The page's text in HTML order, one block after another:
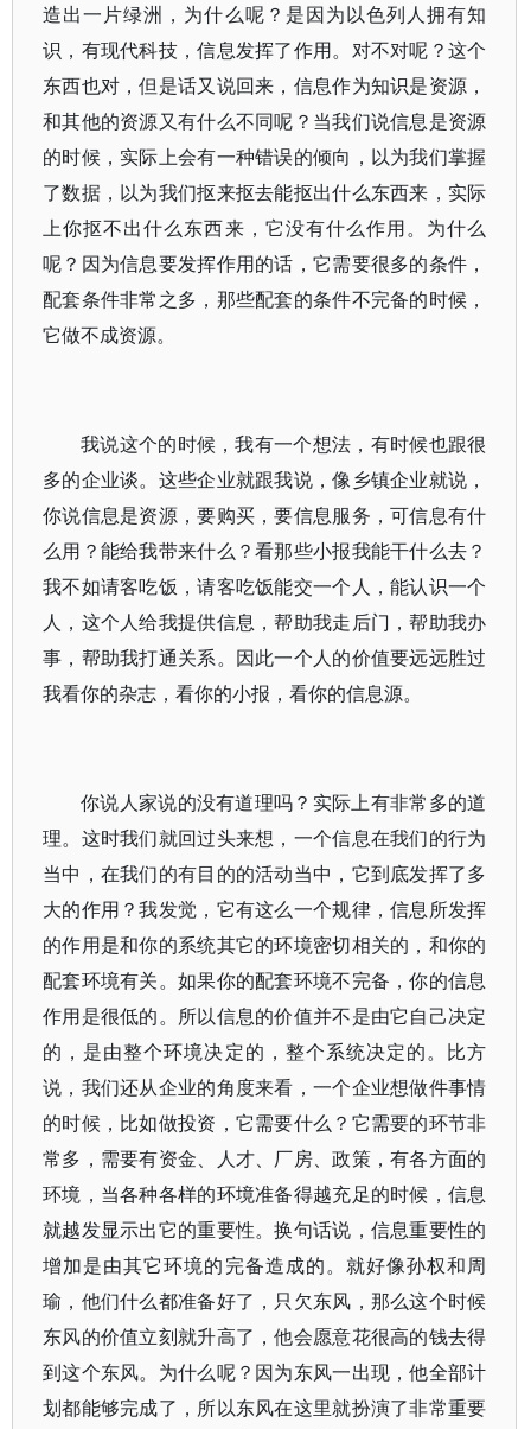
造出一片绿洲，为什么呢？是因为以色列人拥有知
识，有现代科技，信息发挥了作用。对不对呢？这个
东西也对，但是话又说回来，信息作为知识是资源，
和其他的资源又有什么不同呢？当我们说信息是资源
的时候，实际上会有一种错误的倾向，以为我们掌握
了数据，以为我们抠来抠去能抠出什么东西来，实际
上你抠不出什么东西来，它没有什么作用。为什么
呢？因为信息要发挥作用的话，它需要很多的条件，
配套条件非常之多，那些配套的条件不完备的时候，
它做不成资源。
我说这个的时候，我有一个想法，有时候也跟很
多的企业谈。这些企业就跟我说，像乡镇企业就说，
你说信息是资源，要购买，要信息服务，可信息有什
么用？能给我带来什么？看那些小报我能干什么去？
我不如请客吃饭，请客吃饭能交一个人，能认识一个
人，这个人给我提供信息，帮助我走后门，帮助我办
事，帮助我打通关系。因此一个人的价值要远远胜过
我看你的杂志，看你的小报，看你的信息源。
你说人家说的没有道理吗？实际上有非常多的道
理。这时我们就回过头来想，一个信息在我们的行为
当中，在我们的有目的的活动当中，它到底发挥了多
大的作用？我发觉，它有这么一个规律，信息所发挥
的作用是和你的系统其它的环境密切相关的，和你的
配套环境有关。如果你的配套环境不完备，你的信息
作用是很低的。所以信息的价值并不是由它自己决定
的，是由整个环境决定的，整个系统决定的。比方
说，我们还从企业的角度来看，一个企业想做件事情
的时候，比如做投资，它需要什么？它需要的环节非
常多，需要有资金、人才、厂房、政策，有各方面的
环境，当各种各样的环境准备得越充足的时候，信息
就越发显示出它的重要性。换句话说，信息重要性的
增加是由其它环境的完备造成的。就好像孙权和周
瑜，他们什么都准备好了，只欠东风，那么这个时候
东风的价值立刻就升高了，他会愿意花很高的钱去得
到这个东风。为什么呢？因为东风一出现，他全部计
划都能够完成了，所以东风在这里就扮演了非常重要